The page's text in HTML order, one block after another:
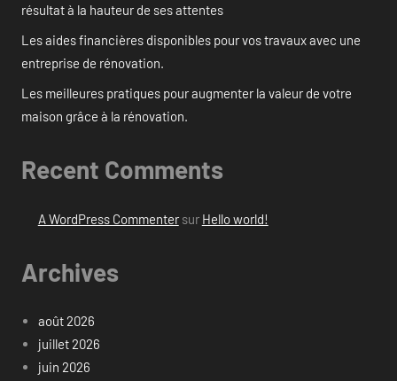
résultat à la hauteur de ses attentes
Les aides financières disponibles pour vos travaux avec une
entreprise de rénovation.
Les meilleures pratiques pour augmenter la valeur de votre
maison grâce à la rénovation.
Recent Comments
A WordPress Commentersur Hello world!
Archives
août 2026
juillet 2026
juin 2026